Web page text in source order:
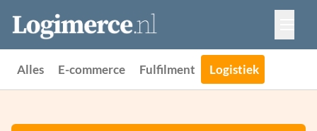
Vacatures
Events
Alles E-commerce Fulfilment Logistiek